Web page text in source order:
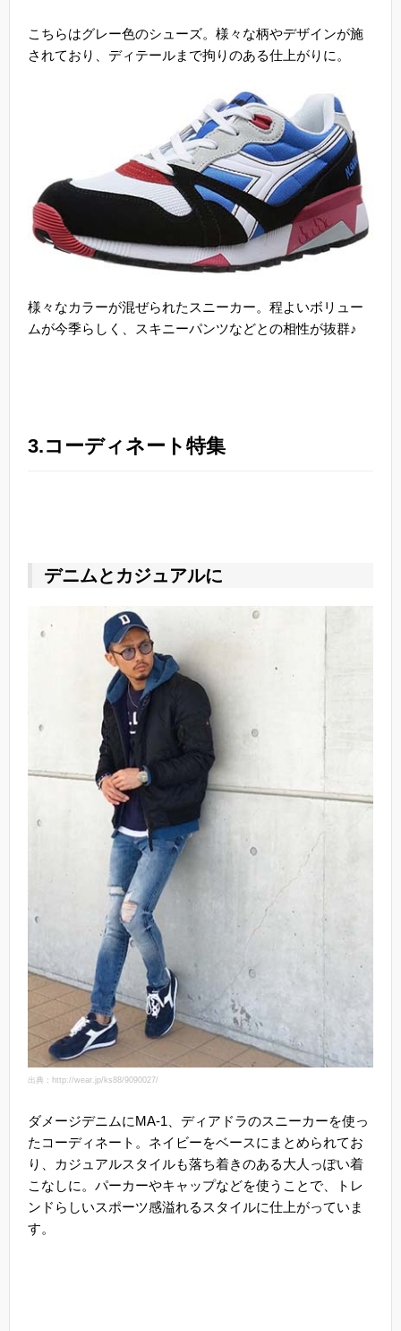
こちらはグレー色のシューズ。様々な柄やデザインが施
されており、ディテールまで拘りのある仕上がりに。
様々なカラーが混ぜられたスニーカー。程よいボリュー
ムが今季らしく、スキニーパンツなどとの相性が抜群♪
3.コーディネート特集
デニムとカジュアルに
出典：http://wear.jp/ks88/9090027/
ダメージデニムにMA-1、ディアドラのスニーカーを使っ
たコーディネート。ネイビーをベースにまとめられてお
り、カジュアルスタイルも落ち着きのある大人っぽい着
こなしに。パーカーやキャップなどを使うことで、トレ
ンドらしいスポーツ感溢れるスタイルに仕上がっていま
す。